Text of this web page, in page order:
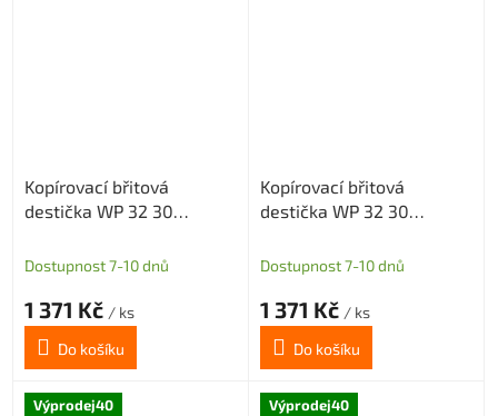
Kopírovací břitová
destička WP 32 30
geometrie MG, povlak
Dostupnost 7-10 dnů
1 371 Kč / ks
Do košíku
Kopírovací břitová
destička WP 32 30
povlak CX23TX
Dostupnost 7-10 dnů
1 371 Kč / ks
Do košíku
Výprodej40 Výprodej40